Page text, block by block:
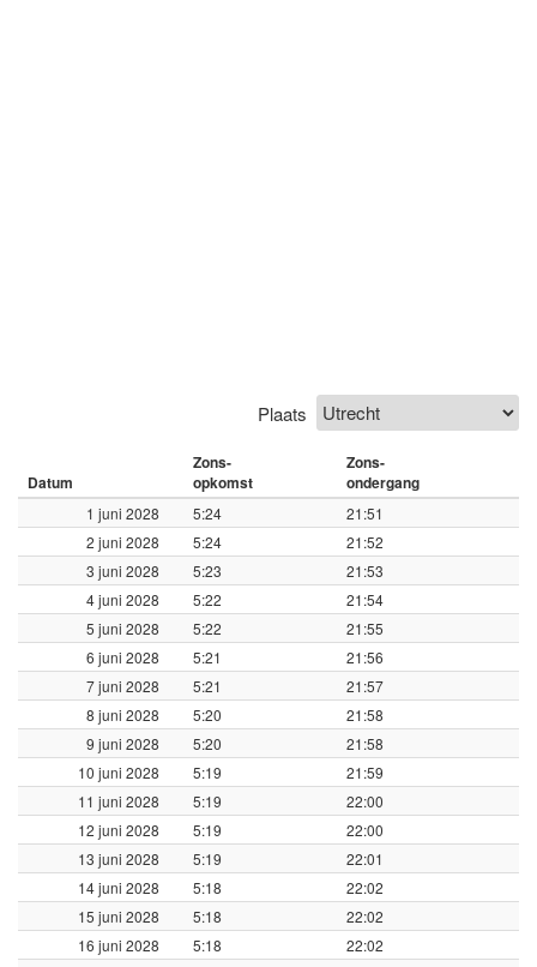
Plaats
Datum
Zons-
opkomst
Zons-
ondergang
1 juni 2028 5:24
21:51
2 juni 2028
5:24
21:52
3 juni 2028
5:23
21:53
4 juni 2028
5:22
21:54
5 juni 2028
5:22
21:55
6 juni 2028
5:21
21:56
7 juni 2028
5:21
21:57
8 juni 2028
5:20
21:58
9 juni 2028
5:20
21:58
10 juni 2028
5:19
21:59
11 juni 2028
5:19
22:00
12 juni 2028
5:19
22:00
13 juni 2028
5:19
22:01
14 juni 2028
5:18
22:02
15 juni 2028
5:18
22:02
16 juni 2028
5:18
22:02